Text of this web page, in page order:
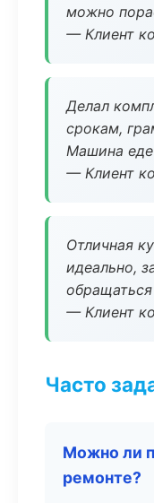
можно
— Клиент
Делал
срокам,
Машина
— Клиент
Отличная
идеально,
— Клиент
Часто
Можно ли
ремонте?